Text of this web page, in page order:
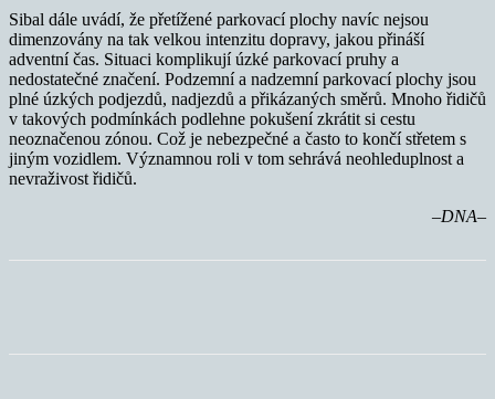
Sibal dále uvádí, že přetížené parkovací plochy navíc nejsou
dimenzovány na tak velkou intenzitu dopravy, jakou přináší
adventní čas. Situaci komplikují úzké parkovací pruhy a
nedostatečné značení. Podzemní a nadzemní parkovací plochy jsou
plné úzkých podjezdů, nadjezdů a přikázaných směrů. Mnoho řidičů
v takových podmínkách podlehne pokušení zkrátit si cestu
neoznačenou zónou. Což je nebezpečné a často to končí střetem s
jiným vozidlem. Významnou roli v tom sehrává neohleduplnost a
nevraživost řidičů.
–DNA–